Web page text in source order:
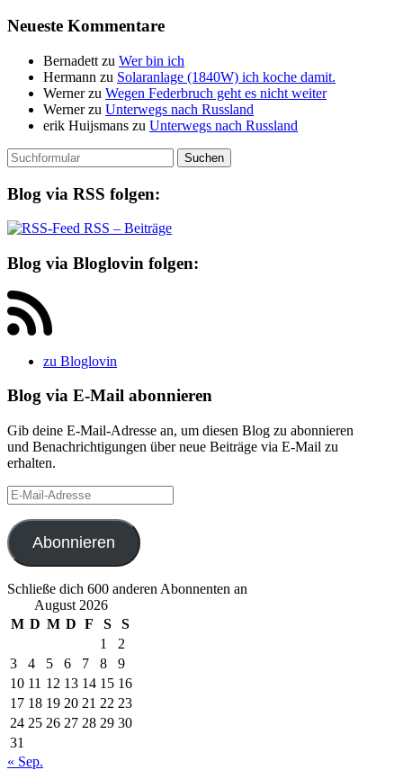
Neueste Kommentare
Bernadett zu Wer bin ich
Hermann zu Solaranlage (1840W) ich koche damit.
Wernerzu Wegen Federbruch geht es nicht weiter
Wernerzu Unterwegs nach Russland
erik Huijsmans zu Unterwegs nach Russland
Suchen
nach:
Blog via RSS folgen:
RSS – Beiträge
Blog via Bloglovin folgen:
zu Bloglovin
Blog via E-Mail abonnieren
Gib deine E-Mail-Adresse an, um diesen Blog zu abonnieren
und Benachrichtigungen über neue Beiträge via E-Mail zu
erhalten.
E-
Mail-
Adresse
Abonnieren
Schließe dich 600 anderen Abonnenten an
August 2026
M D M D F S
S
1
2
3
4 5 6 7 8
9
10 11 12 13 14 15 16
17 18 19 20 21 22 23
24 25 26 27 28 29 30
31
« Sep.